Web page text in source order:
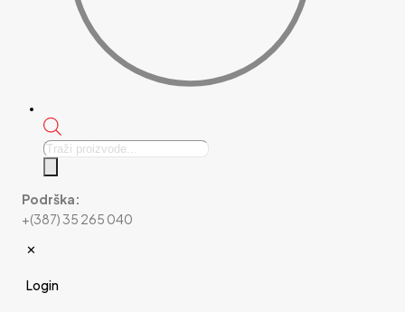
Products
Podrška:
+(387) 35 265 040
✕
Login